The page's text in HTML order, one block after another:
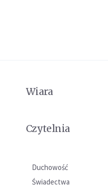
Wiara
Czytelnia
Duchowość
Świadectwa